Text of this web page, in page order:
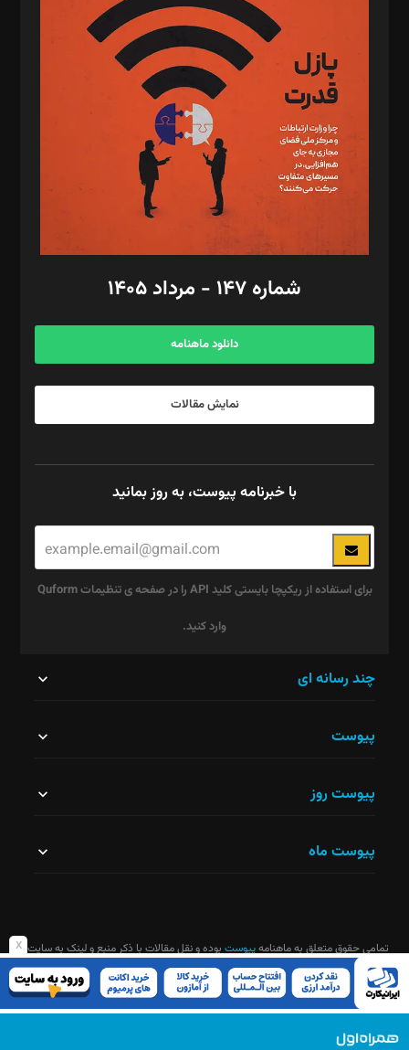
x
د‌بیر تحریریه آنلاین: بابک نقاش
تحریریه‌: مجتبی محمود‌ی، آرش برهمند، یسنا امان‌پور، سروش کرمیان،
مصطفی مسجدی آرانی، ابوالفضل رجبی، زهرا فکرانه، فائزه فتحی
رستمی،مصطفی باستان
ویرایش: نگار استاد‌‌آقا
طراح یونیفرم: مجید توکلی
فیلمبرداری و عکاسی: امیر شفیعی، مانی لطفی زاده
گرافیک و صفحه‌آرایی: سید‌سبحان‌علی ثابت
مد‌یر توسعه تجاری: کامبیز برید‌
امور مالی: شاپور رهبری، محمد‌ کاظمی‌نیا
آگهی و مشترکین: ۰۹۱۹۹۹۹۰۴۵۴
شماره ۱۴۷ - مرداد ۱۴۰۵
دانلود ماهنامه
نمایش مقالات
با خبرنامه پیوست، به روز بمانید
برای استفاده از ریکپچا بایستی کلید API را در صفحه ی تنظیمات Quform
وارد کنید.
نباید
شود.
چند رسانه ای
پیوست
پیوست روز
پیوست ماه
تمامی حقوق متعلق به ماهنامهپیوست بوده و نقل مقالات با ذکر منبع و لینک به سایت
ماهنامه آزاد است